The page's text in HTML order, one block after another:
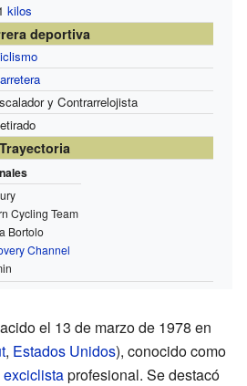
kilos
deportiva
y Contrarrelojista
Trayectoria
Cycling Team
Bortolo
Channel
el 13 de marzo de 1978 en
, Estados Unidos), conocido como
exciclistaprofesional. Se destacó